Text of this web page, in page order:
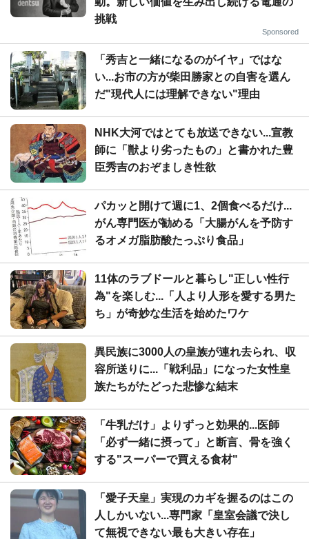
挑戦
Sponsored
「秀吉と一緒になるのがイヤ」ではな
い...お市の方が柴田勝家との自害を選ん
だ"現代人には理解できない"理由
NHK大河ではとても放送できない...宣教
師に「獣より劣ったもの」と書かれた豊
臣秀吉のおぞましき性欲
パカッと開けて週に1、2個食べるだけ...
がん専門医が勧める「大腸がんを予防す
るオメガ脂肪酸たっぷり食品」
11体のラブドールと暮らし"正しい性行
為"を楽しむ...「人より人形を愛する男た
ち」が奇妙な生活を始めたワケ
異民族に3000人の皇族が連れ去られ、収
容所送りに...「戦利品」になった女性皇
族たちがたどった悲惨な結末
「牛乳だけ」よりずっと効果的...医師
「必ず一緒に摂って」と断言、骨を強く
する"スーパーで買える食材"
「愛子天皇」実現のカギを握るのはこの
人しかいない...専門家「皇室会議で決し
て無視できない最も大きい存在」